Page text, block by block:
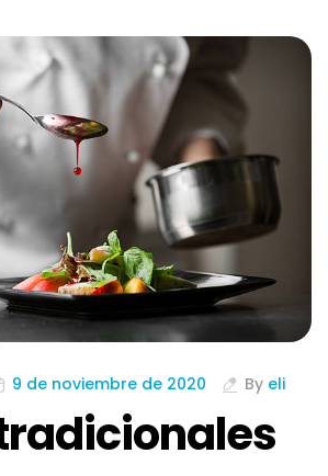
9 de noviembre de 2020 By eli